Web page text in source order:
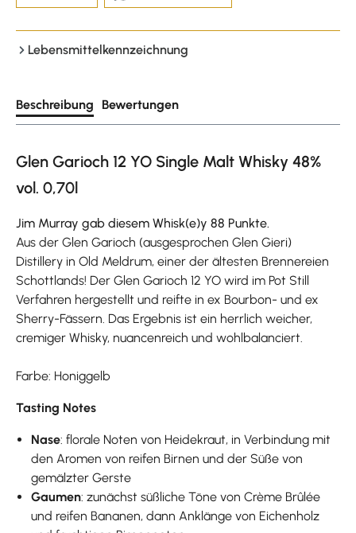
Lebensmittelkennzeichnung
Beschreibung Bewertungen
Glen Garioch 12 YO Single Malt Whisky 48%
vol. 0,70l
Jim Murray gab diesem Whisk(e)y 88 Punkte.
Aus der Glen Garioch (ausgesprochen Glen Gieri)
Distillery in Old Meldrum, einer der ältesten Brennereien
Schottlands! Der Glen Garioch 12 YO wird im Pot Still
Verfahren hergestellt und reifte in ex Bourbon- und ex
Sherry-Fässern. Das Ergebnis ist ein herrlich weicher,
cremiger Whisky, nuancenreich und wohlbalanciert.
Farbe: Honiggelb
Tasting Notes
Nase: florale Noten von Heidekraut, in Verbindung mit
den Aromen von reifen Birnen und der Süße von
gemälzter Gerste
Gaumen: zunächst süßliche Töne von Crème Brûlée
und reifen Bananen, dann Anklänge von Eichenholz